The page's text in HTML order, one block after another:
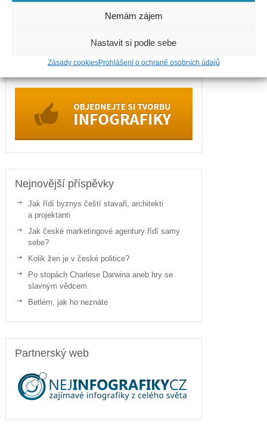
Nemám zájem
Nastavit si podle sebe
Zásady cookiesProhlášení o ochraně osobních údajů
Nejnovější příspěvky
Jak řídí byznys čeští stavaři, architekti
a projektanti
Jak české marketingové agentury řídí samy
sebe?
Kolik žen je v české politice?
Po stopách Charlese Darwina aneb hry se
slavným vědcem
Betlém, jak ho neznáte
Partnerský web